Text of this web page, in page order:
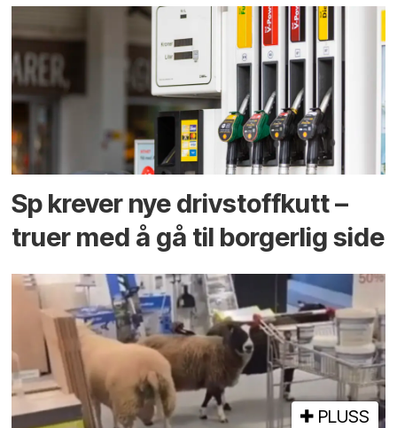
Sp krever nye drivstoffkutt –
truer med å gå til borgerlig side
PLUSS